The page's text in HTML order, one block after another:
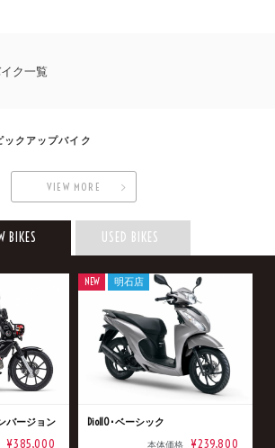
ク一覧
クアップバイク
VIEW MORE
BIKES USED BIKES
バージョン
¥385,000
Dio110･ベーシック
本体価格 ¥239,800
NEW 明石店